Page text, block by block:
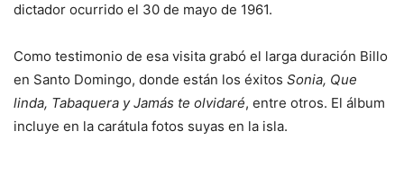
dictador ocurrido el 30 de mayo de 1961.
Como testimonio de esa visita grabó el larga duración Billo
en Santo Domingo, donde están los éxitos Sonia, Que
linda, Tabaquera y Jamás te olvidaré, entre otros. El álbum
incluye en la carátula fotos suyas en la isla.